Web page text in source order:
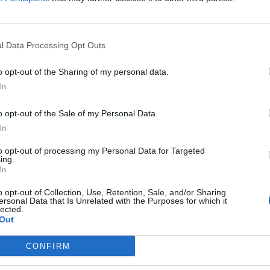
Data Processing Opt Outs
opt-out of the Sharing of my personal data.
opt-out of the Sale of my Personal Data.
opt-out of processing my Personal Data for Targeted
opt-out of Collection, Use, Retention, Sale, and/or Sharing
Data that Is Unrelated with the Purposes for which it
CONFIRM
три беспилотни летала и се чека
од НАТО да го повика Член 4 од
со нарушувањето на нејзиниот воздушен
претставуваа закана за безбедноста, беа
Затоа, сојузничките консултации беа во
на Член 4 од Договорот за НАТО“, рече
прецизира дека „страните ќе се
дека нивниот „територијален интегритет,
е загрозен.
меѓусебната одбрана и обврската нападот